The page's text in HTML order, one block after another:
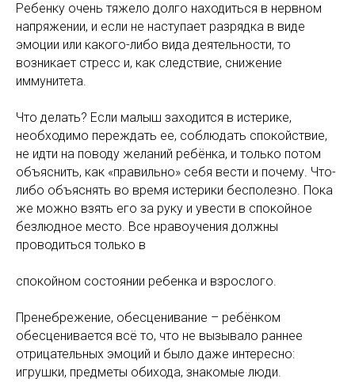
Ребенку очень тяжело долго находиться в нервном
напряжении, и если не наступает разрядка в виде
эмоции или какого-либо вида деятельности, то
возникает стресс и, как следствие, снижение
иммунитета.
Что делать? Если малыш заходится в истерике,
необходимо переждать ее, соблюдать спокойствие,
не идти на поводу желаний ребёнка, и только потом
объяснить, как «правильно» себя вести и почему. Что-
либо объяснять во время истерики бесполезно. Пока
же можно взять его за руку и увести в спокойное
безлюдное место. Все нравоучения должны
проводиться только в
спокойном состоянии ребенка и взрослого.
Пренебрежение, обесценивание – ребёнком
обесценивается всё то, что не вызывало раннее
отрицательных эмоций и было даже интересно:
игрушки, предметы обихода, знакомые люди.